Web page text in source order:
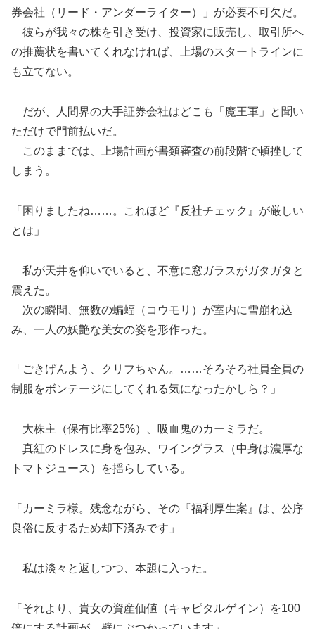
券会社（リード・アンダーライター）」が必要不可欠だ。
彼らが我々の株を引き受け、投資家に販売し、取引所へ
の推薦状を書いてくれなければ、上場のスタートラインに
も立てない。
だが、人間界の大手証券会社はどこも「魔王軍」と聞い
ただけで門前払いだ。
このままでは、上場計画が書類審査の前段階で頓挫して
しまう。
「困りましたね……。これほど『反社チェック』が厳しい
とは」
私が天井を仰いでいると、不意に窓ガラスがガタガタと
震えた。
次の瞬間、無数の蝙蝠（コウモリ）が室内に雪崩れ込
み、一人の妖艶な美女の姿を形作った。
「ごきげんよう、クリフちゃん。……そろそろ社員全員の
制服をボンテージにしてくれる気になったかしら？」
大株主（保有比率25%）、吸血鬼のカーミラだ。
真紅のドレスに身を包み、ワイングラス（中身は濃厚な
トマトジュース）を揺らしている。
「カーミラ様。残念ながら、その『福利厚生案』は、公序
良俗に反するため却下済みです」
私は淡々と返しつつ、本題に入った。
「それより、貴女の資産価値（キャピタルゲイン）を100